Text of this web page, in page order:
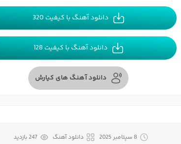
دانلود آهنگ با کیفیت 320
دانلود آهنگ با کیفیت 128
دانلود آهنگ های کیارش
8 سپتامبر 2025 دانلود آهنگ 247 بازدید